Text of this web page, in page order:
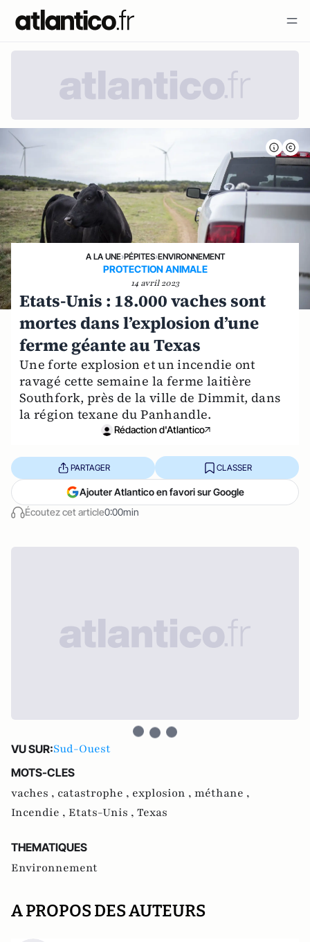
A LA UNE›PÉPITES›ENVIRONNEMENT
PROTECTION ANIMALE
14 avril 2023
Etats-Unis : 18.000 vaches sont
mortes dans l’explosion d’une
ferme géante au Texas
Une forte explosion et un incendie ont
ravagé cette semaine la ferme laitière
Southfork, près de la ville de Dimmit, dans
la région texane du Panhandle.
Rédaction d'Atlantico
Écoutez cet article0:00min
PARTAGER CLASSER
Ajouter Atlantico en favori sur Google
VU SUR:Sud-Ouest
MOTS-CLES
vaches , catastrophe , explosion , méthane ,
Incendie , Etats-Unis , Texas
THEMATIQUES
Environnement
A PROPOS DES AUTEURS